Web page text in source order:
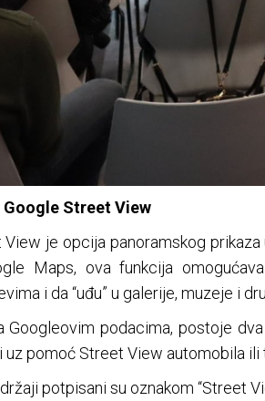
Google Street View
View je opcija panoramskog
Maps, ova funkcija
i da “uđu” u galerije, muzeje i
Googleovim podacima, postoje
uz pomoć Street View automobila ili
potpisani su oznakom “Street